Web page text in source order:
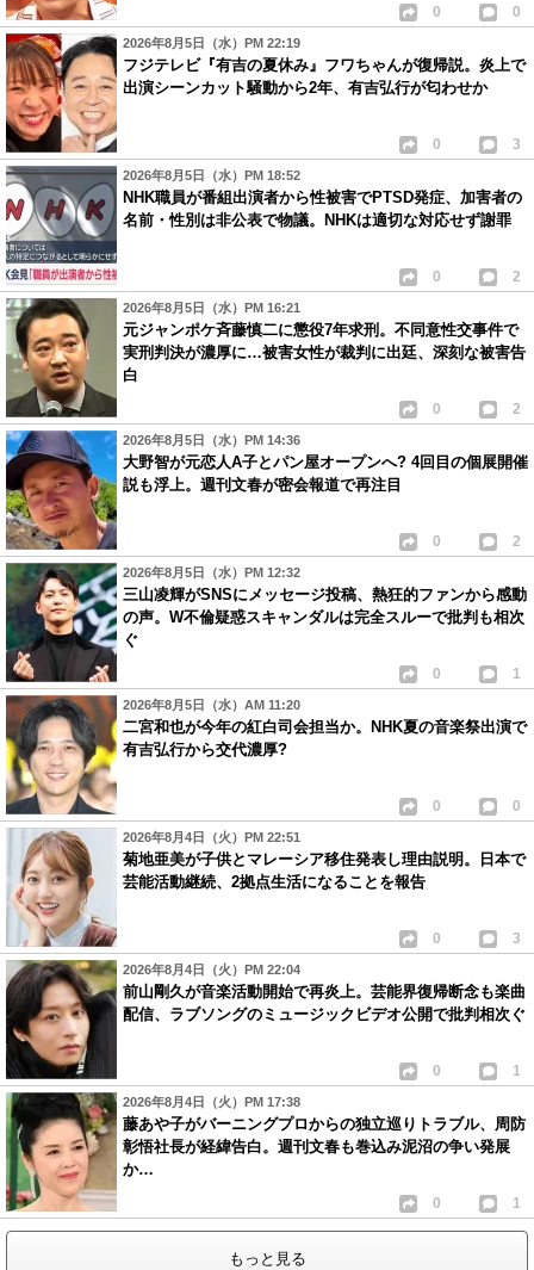
0 0
2026年8月5日（水）PM 22:19
フジテレビ『有吉の夏休み』フワちゃんが復帰説。炎上で
出演シーンカット騒動から2年、有吉弘行が匂わせか
0 3
2026年8月5日（水）PM 18:52
NHK職員が番組出演者から性被害でPTSD発症、加害者の
名前・性別は非公表で物議。NHKは適切な対応せず謝罪
0 2
2026年8月5日（水）PM 16:21
元ジャンポケ斉藤慎二に懲役7年求刑。不同意性交事件で
実刑判決が濃厚に…被害女性が裁判に出廷、深刻な被害告
白
0 2
2026年8月5日（水）PM 14:36
大野智が元恋人A子とパン屋オープンへ? 4回目の個展開催
説も浮上。週刊文春が密会報道で再注目
0 2
2026年8月5日（水）PM 12:32
三山凌輝がSNSにメッセージ投稿、熱狂的ファンから感動
の声。W不倫疑惑スキャンダルは完全スルーで批判も相次
ぐ
0 1
2026年8月5日（水）AM 11:20
二宮和也が今年の紅白司会担当か。NHK夏の音楽祭出演で
有吉弘行から交代濃厚?
0 0
2026年8月4日（火）PM 22:51
菊地亜美が子供とマレーシア移住発表し理由説明。日本で
芸能活動継続、2拠点生活になることを報告
0 3
2026年8月4日（火）PM 22:04
前山剛久が音楽活動開始で再炎上。芸能界復帰断念も楽曲
配信、ラブソングのミュージックビデオ公開で批判相次ぐ
0 1
2026年8月4日（火）PM 17:38
藤あや子がバーニングプロからの独立巡りトラブル、周防
彰悟社長が経緯告白。週刊文春も巻込み泥沼の争い発展
か…
0 1
もっと見る